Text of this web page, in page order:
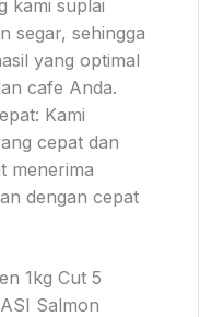
kami suplai
segar, sehingga
yang optimal
cafe Anda.
Kami
cepat dan
menerima
dengan cepat
1kg Cut 5
Salmon